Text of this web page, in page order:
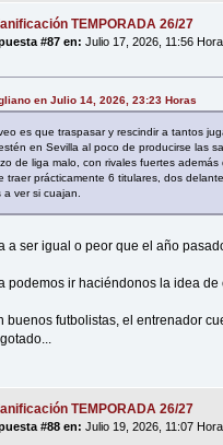
TEMPORADA 26/27
#87 en: Julio 17, 2026, 11:56
en Julio 14, 2026, 23:23 Horas
es que traspasar y rescindir a tantos
en Sevilla al poco de producirse las
de liga malo, con rivales fuertes
traer prácticamente 6 titulares, dos
a ver si cuajan.
a ser igual o peor que el año
podemos ir haciéndonos la idea de
buenos futbolistas, el entrenador
TEMPORADA 26/27
#88 en: Julio 19, 2026, 11:07